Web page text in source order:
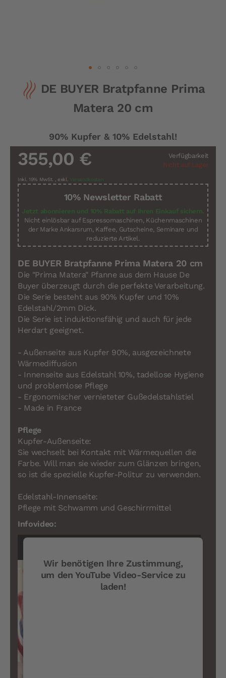
Anfang
DE BUYER Bratpfanne Prima
Matera 20 cm
90% Kupfer & 10% Edelstahl!
Verfügbarkeit
Nicht auf Lager
355,00 €
Inkl. 19% MwSt. , exkl. Versandkosten
10% Newsletter Rabatt
Jetzt abonnieren und 10% Rabatt auf Ihren Einkauf sichern.
Nicht einlösbar auf Espressomaschinen, Küchenmaschinen
der Marke Ankarsrum, Kaffee, Gutscheine, Seminare und
reduzierte Artikel.
DE BUYER Bratpfanne Prima Matera 20 cm
Die "Prima Matera" Pfanne aus dem Hause De
Buyer überzeugt durch die perfekte Verarbeitung.
Die Serie besteht aus 90% Kupfer und 10%
Edelstahl/2mm Dick.
Die Serie ist induktionsfähig und auch für jede
Herdart geeignet.
- Außenseite aus Kupfer 90%, ausgezeichnete
Wärmediffusion
- Innenseite aus Edelstahl 10%, tadellose Hygiene
und problemlose Pflege
- Ergonomischer vernieteter Gußedelstahlstiel
- Made in France
Pflege
Kupfer-Außenseite:
Sie wechselt bei Kontakt mit Wärmequellen die
Farbe. Will man sie wieder zum Glänzen bringen,
so ist die spezielle Kupfer-Politur zu verwenden.
Edelstahl-Innenseite:
Pflege mit Schwamm und Geschirrmittel
Infovideo:
Wir benötigen Ihre Zustimmung,
um den YouTube Video-Service zu
laden!